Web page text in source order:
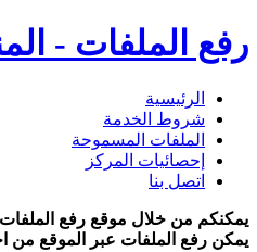
رفع الملفات -
الرئيسية
شروط الخدمة
الملفات المسموحة
إحصائيات المركز
اتصل بنا
يمكنكم من خلال موقع رفع
يمكن رفع الملفات عبر الموقع من